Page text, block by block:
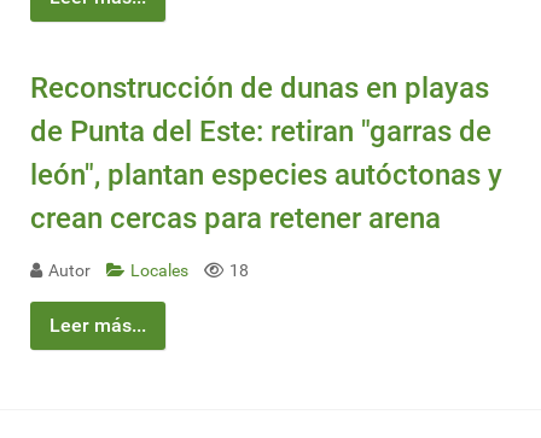
Reconstrucción de dunas en playas
de Punta del Este: retiran "garras de
león", plantan especies autóctonas y
crean cercas para retener arena
Autor Locales 18
Leer más...